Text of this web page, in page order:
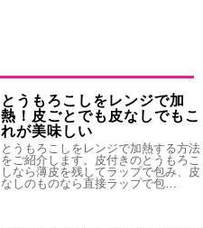
とうもろこしをレンジで加
熱！皮ごとでも皮なしでもこ
れが美味しい
とうもろこしをレンジで加熱する方法
をご紹介します。皮付きのとうもろこ
しなら薄皮を残してラップで包み、皮
なしのものなら直接ラップで包…